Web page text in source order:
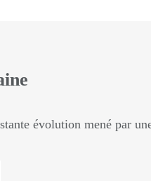
évolution mené par